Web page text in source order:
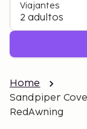
Viajantes
2 adultos
Home
Sandpiper
RedAwning